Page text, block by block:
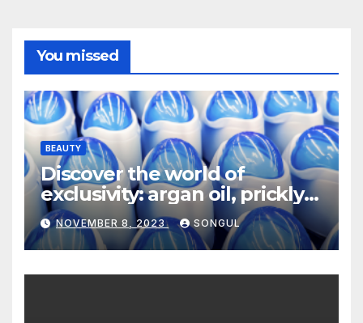
You missed
BEAUTY
Discover the world of
exclusivity: argan oil, prickly
pear seed oil and black
cumin seed oil from trusted
wholesalers and suppliers
NOVEMBER 8, 2023 SONGUL